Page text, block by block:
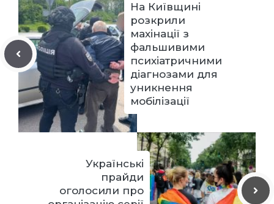
На Київщині
розкрили
махінації з
фальшивими
психіатричними
діагнозами для
уникнення
мобілізації
Українські
прайди
оголосили про